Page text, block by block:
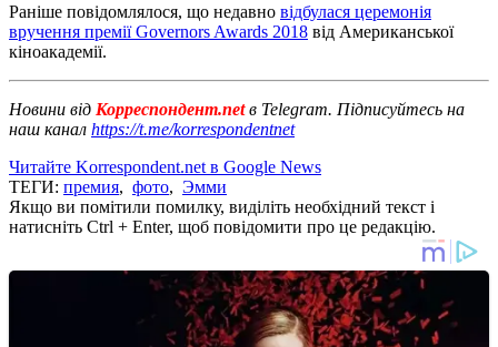
Раніше повідомлялося, що недавно відбулася церемонія
вручення премії Governors Awards 2018 від Американської
кіноакадемії.
Новини від Корреспондент.netв Telegram. Підписуйтесь на
наш канал https://t.me/korrespondentnet
Читайте Korrespondent.net в Google News
ТЕГИ: премия, фото, Эмми
Якщо ви помітили помилку, виділіть необхідний текст і
натисніть Ctrl + Enter, щоб повідомити про це редакцію.